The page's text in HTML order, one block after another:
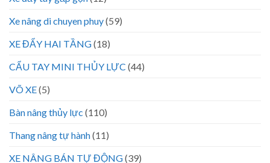
Xe nâng di chuyen phuy(59)
XE ĐẨY HAI TẦNG(18)
CẨU TAY MINI THỦY LỰC (44)
VÕ XE(5)
Bàn nâng thủy lực (110)
Thang nâng tự hành(11)
XE NÂNG BÁN TỰ ĐỘNG(39)